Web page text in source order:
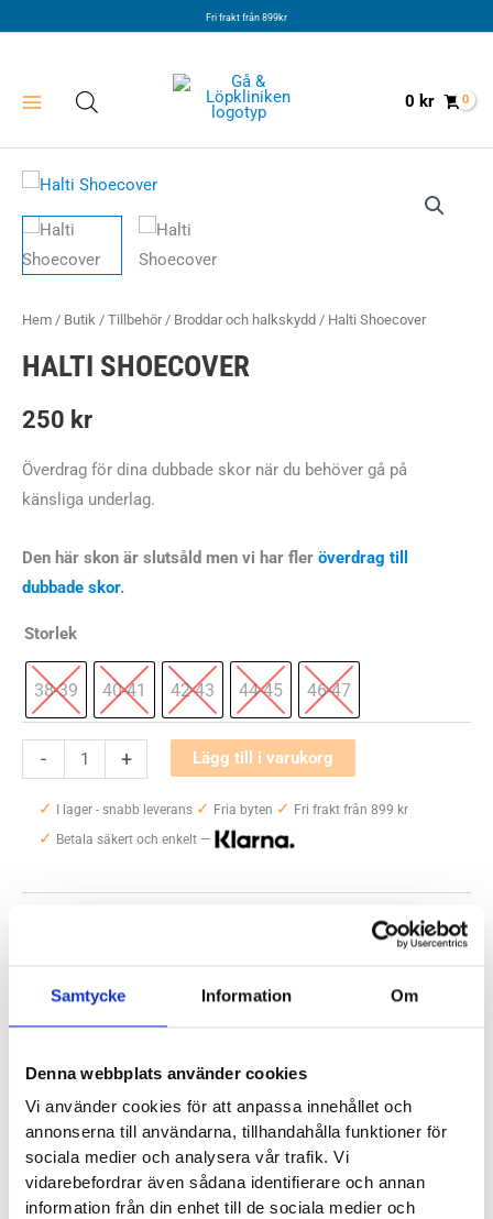
Samtycke Information Om
Denna webbplats använder cookies
Vi använder cookies för att anpassa innehållet och
annonserna till användarna, tillhandahålla funktioner för
sociala medier och analysera vår trafik. Vi
vidarebefordrar även sådana identifierare och annan
information från din enhet till de sociala medier och
Fri frakt från 899kr
0 kr
Hem / Butik / Tillbehör/ Broddar och halkskydd / Halti Shoecover
HALTI SHOECOVER
250 kr
Överdrag för dina dubbade skor när du behöver gå på
känsliga underlag.
Den här skon är slutsåld men vi har fler överdrag till
dubbade skor.
Storlek
38-39 40-41 42-43 44-45 46-47
-
Shoecover
mängd
+ Lägg till i varukorg
✓ I lager - snabb leverans ✓ Fria byten ✓ Fri frakt från 899 kr
✓ Betala säkert och enkelt —
Saldo weblager. För aktuellt butikssaldo, kontakta din närmstabutik.
Halti Shoecover är ett överdrag som du använder när du
måste gå på känsliga underlag, t.ex. trägolv, med dina
dubbade skor. Halti Shoecover fungerar både på Haltis
dubbade skor och på Icebugs dubbade modeller.